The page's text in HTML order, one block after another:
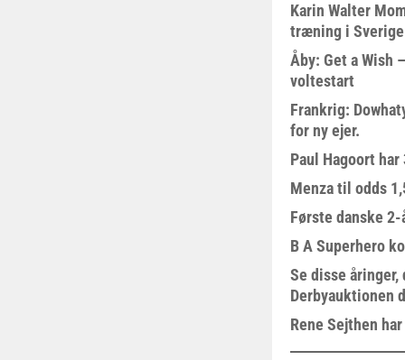
Karin Walter
træning i Sverige
Åby: Get a Wish
voltestart
Frankrig:
for ny ejer.
Paul Hagoort
Menza til odds
Første danske
B A Superhero
Se disse
Derbyauktionen
Rene Sejthen